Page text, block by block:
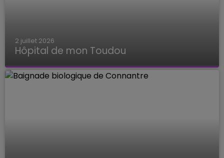
2 juillet 2026
Hôpital de mon Toudou
Hôpital de mon Toudou